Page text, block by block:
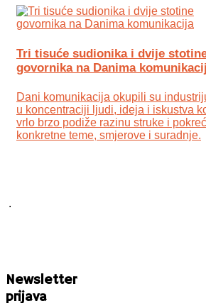
Tri tisuće sudionika i dvije
govornika na Danima
Dani komunikacija okupili su
u koncentraciji ljudi, ideja i iskustva
vrlo brzo podiže razinu struke i
konkretne teme, smjerove i suradnje.
.
Newsletter
prijava